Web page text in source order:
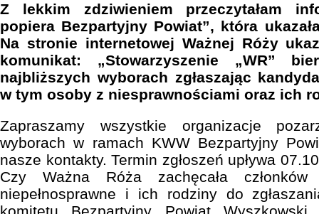
Z lekkim zdziwieniem przeczytałam
popiera Bezpartyjny Powiat”, która
Na stronie internetowej Ważnej Róży
komunikat: „Stowarzyszenie „WR”
najbliższych wyborach zgłaszając
w tym osoby z niesprawnościami oraz ich
Zapraszamy wszystkie organizacje
wyborach w ramach KWW Bezpartyjny
nasze kontakty. Termin zgłoszeń upływa
Czy Ważna Róża zachęcała członków
niepełnosprawne i ich rodziny do